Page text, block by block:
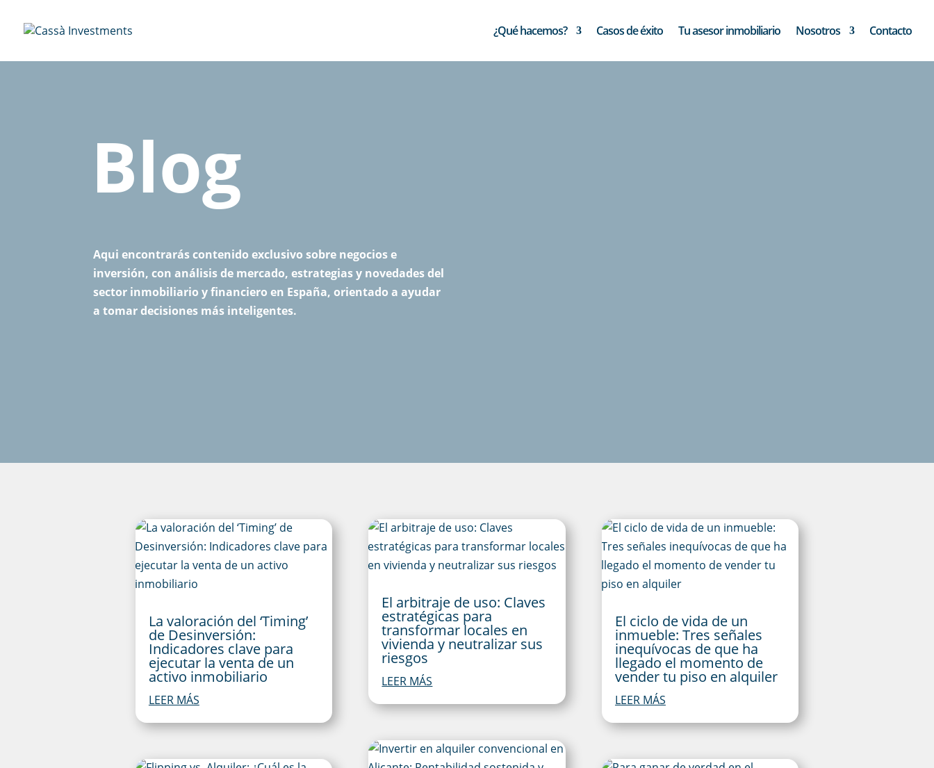
¿Qué hacemos? Casos de éxito Tu asesor inmobiliario Nosotros Contacto
Blog
Aqui encontrarás contenido exclusivo sobre negocios e
inversión, con análisis de mercado, estrategias y novedades del
sector inmobiliario y financiero en España, orientado a ayudar
a tomar decisiones más inteligentes.
La valoración del ‘Timing’
de Desinversión:
Indicadores clave para
ejecutar la venta de un
activo inmobiliario
LEER MÁS
El arbitraje de uso: Claves
estratégicas para
transformar locales en
vivienda y neutralizar sus
riesgos
LEER MÁS
El ciclo de vida de un
inmueble: Tres señales
inequívocas de que ha
llegado el momento de
vender tu piso en alquiler
LEER MÁS